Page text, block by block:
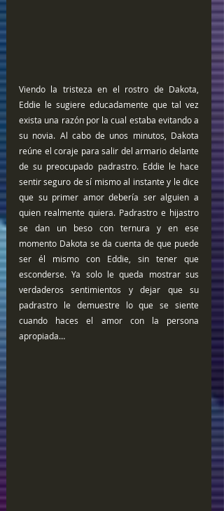
Viendo la tristeza en el rostro de Dakota,
Eddie le sugiere educadamente que tal vez
exista una razón por la cual estaba evitando a
su novia. Al cabo de unos minutos, Dakota
reúne el coraje para salir del armario delante
de su preocupado padrastro. Eddie le hace
sentir seguro de sí mismo al instante y le dice
que su primer amor debería ser alguien a
quien realmente quiera. Padrastro e hijastro
se dan un beso con ternura y en ese
momento Dakota se da cuenta de que puede
ser él mismo con Eddie, sin tener que
esconderse. Ya solo le queda mostrar sus
verdaderos sentimientos y dejar que su
padrastro le demuestre lo que se siente
cuando haces el amor con la persona
apropiada…